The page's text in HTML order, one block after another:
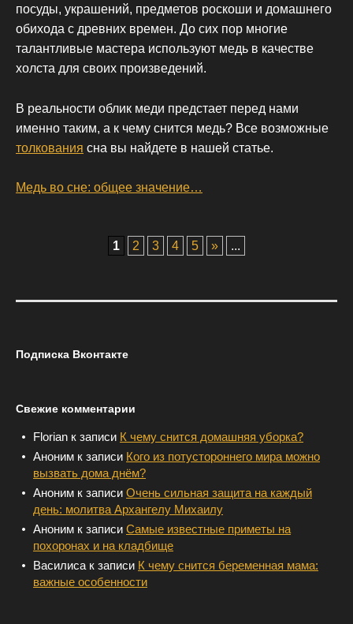
посуды, украшений, предметов роскоши и домашнего
обихода с древних времен. До сих пор многие
талантливые мастера используют медь в качестве
холста для своих произведений.
В реальности облик меди предстает перед нами
именно таким, а к чему снится медь? Все возможные
толкования сна вы найдете в нашей статье.
Медь во сне: общее значение…
T
A
G
A
T
O
1 2 3 4 5 » ...
Подписка Вконтакте
Свежие комментарии
Florian к записи К чему снится домашняя уборка?
Аноним к записи Кого из потустороннего мира можно
вызвать дома днём?
Аноним к записи Очень сильная защита на каждый
день: молитва Архангелу Михаилу
Аноним к записи Самые известные приметы на
похоронах и на кладбище
Василиса к записи К чему снится беременная мама:
важные особенности